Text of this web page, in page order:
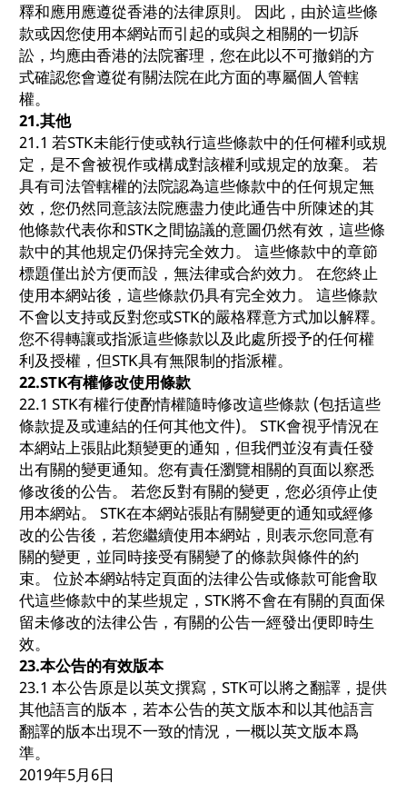
釋和應用應遵從香港的法律原則。 因此，由於這些條
款或因您使用本網站而引起的或與之相關的一切訴
訟，均應由香港的法院審理，您在此以不可撤銷的方
式確認您會遵從有關法院在此方面的專屬個人管轄
權。
21.其他
21.1 若STK未能行使或執行這些條款中的任何權利或規
定，是不會被視作或構成對該權利或規定的放棄。 若
具有司法管轄權的法院認為這些條款中的任何規定無
效，您仍然同意該法院應盡力使此通告中所陳述的其
他條款代表你和STK之間協議的意圖仍然有效，這些條
款中的其他規定仍保持完全效力。 這些條款中的章節
標題僅出於方便而設，無法律或合約效力。 在您終止
使用本網站後，這些條款仍具有完全效力。 這些條款
不會以支持或反對您或STK的嚴格釋意方式加以解釋。
您不得轉讓或指派這些條款以及此處所授予的任何權
利及授權，但STK具有無限制的指派權。
22.STK有權修改使用條款
22.1 STK有權行使酌情權隨時修改這些條款 (包括這些
條款提及或連結的任何其他文件)。 STK會視乎情況在
本網站上張貼此類變更的通知，但我們並沒有責任發
出有關的變更通知。您有責任瀏覽相關的頁面以察悉
修改後的公告。 若您反對有關的變更，您必須停止使
用本網站。 STK在本網站張貼有關變更的通知或經修
改的公告後，若您繼續使用本網站，則表示您同意有
關的變更，並同時接受有關變了的條款與條件的約
束。 位於本網站特定頁面的法律公告或條款可能會取
代這些條款中的某些規定，STK將不會在有關的頁面保
留未修改的法律公告，有關的公告一經發出便即時生
效。
23.本公告的有效版本
23.1 本公告原是以英文撰寫，STK可以將之翻譯，提供
其他語言的版本，若本公告的英文版本和以其他語言
翻譯的版本出現不一致的情況，一概以英文版本爲
準。
2019年5月6日